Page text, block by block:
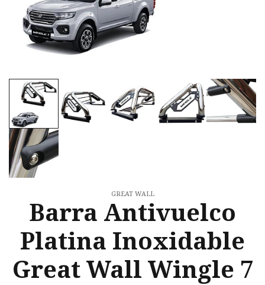
GREAT WALL
Barra Antivuelco
Platina Inoxidable
Great Wall Wingle 7